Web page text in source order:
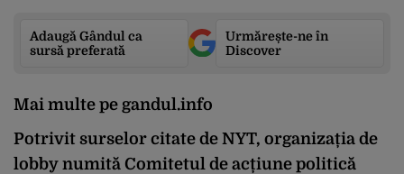
Adaugă Gândul ca
sursă preferată
Urmărește-ne în
Discover
Mai multe pe gandul.info
Potrivit surselor citate de NYT, organizația de
lobby numită Comitetul de acțiune politică